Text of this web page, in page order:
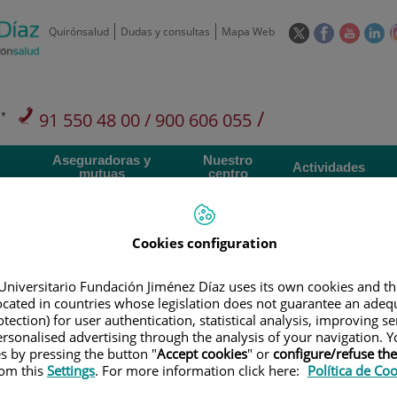
Quirónsalud Dudas y consultas Mapa Web
Este
ventana
nueva.
Este
ventana
nueva.
Este
nueva.
91 550 48 00 / 900 606 055/
Privados: 91 090 05 16
Aseguradoras y
mutuas
Nuestro
centro
Actividades
Investigación
Teléfono de atención al usuario900 301 013
Cookies configuration
Fundación Jiménez Díaz uses its own cookies and
in countries whose legislation does not guarantee an
for user authentication, statistical analysis, improving
advertising through the analysis of your navigation.
by pressing the button "Accept cookies" or configure/refuse
thisSettings. For more information click here: Política de